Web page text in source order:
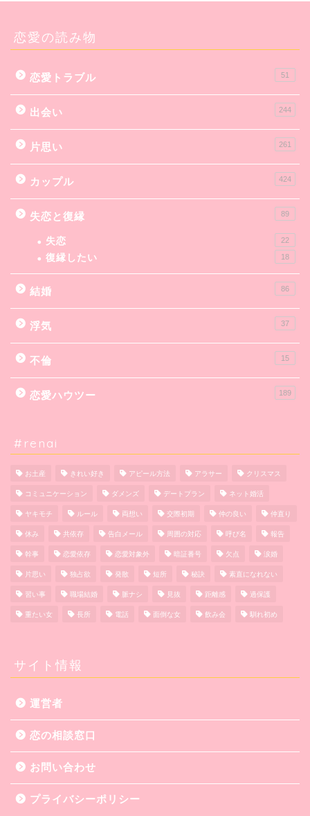
恋愛の読み物
恋愛トラブル 51
出会い 244
片思い 261
カップル 424
失恋と復縁 89
失恋 22
復縁したい 18
結婚 86
浮気 37
不倫 15
恋愛ハウツー 189
#renai
お土産 きれい好き アピール方法 アラサー クリスマス
コミュニケーション ダメンズ デートプラン ネット婚活
ヤキモチ ルール 両想い 交際初期 仲の良い 仲直り
休み 共依存 告白メール 周囲の対応 呼び名 報告
幹事 恋愛依存 恋愛対象外 暗証番号 欠点 涙婚
片思い 独占欲 発散 短所 秘訣 素直になれない
習い事 職場結婚 脈ナシ 見抜 距離感 過保護
重たい女 長所 電話 面倒な女 飲み会 馴れ初め
サイト情報
運営者
恋の相談窓口
お問い合わせ
プライバシーポリシー